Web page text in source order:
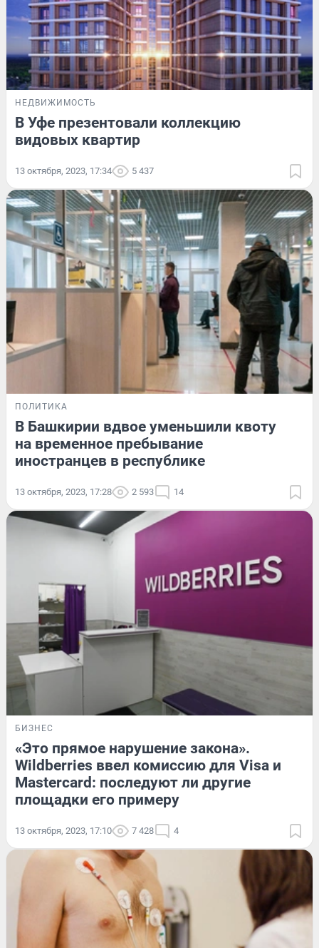
НЕДВИЖИМОСТЬ
В Уфе презентовали коллекцию
видовых квартир
13 октября, 2023, 17:34 5 437
ПОЛИТИКА
В Башкирии вдвое уменьшили квоту
на временное пребывание
иностранцев в республике
13 октября, 2023, 17:28 2 593 14
БИЗНЕС
«Это прямое нарушение закона».
Wildberries ввел комиссию для Visa и
Mastercard: последуют ли другие
площадки его примеру
13 октября, 2023, 17:10 7 428 4